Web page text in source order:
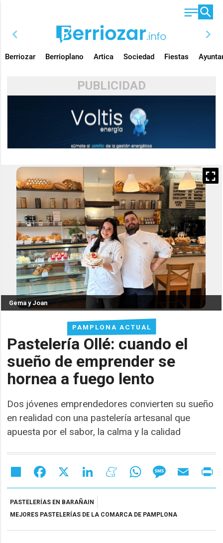
chevron_left chevron_right
Berriozar Berrioplano Artica Sociedad Fiestas
PUBLICIDAD
PAMPLONA ACTUAL
Pastelería Ollé: cuando el
sueño de emprender se
hornea a fuego lento
Dos jóvenes emprendedores convierten su sueño
en realidad con una pastelería artesanal que
apuesta por el sabor, la calma y la calidad
Gema y Joan
Share Facebook LinkedIn MeneameWhatsAppMessageEmail
PASTELERÍAS EN BARAÑAIN
MEJORES PASTELERÍAS DE LA COMARCA DE PAMPLONA